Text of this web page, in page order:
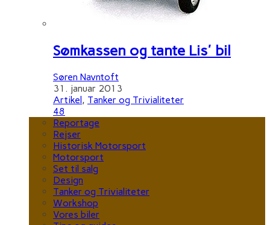
Sømkassen og tante Lis' bil
Søren Navntoft
31. januar 2013
Artikel, Tanker og Trivialiteter
48
Reportage
Rejser
Historisk Motorsport
Motorsport
Set til salg
Design
Tanker og Trivialiteter
Workshop
Vores biler